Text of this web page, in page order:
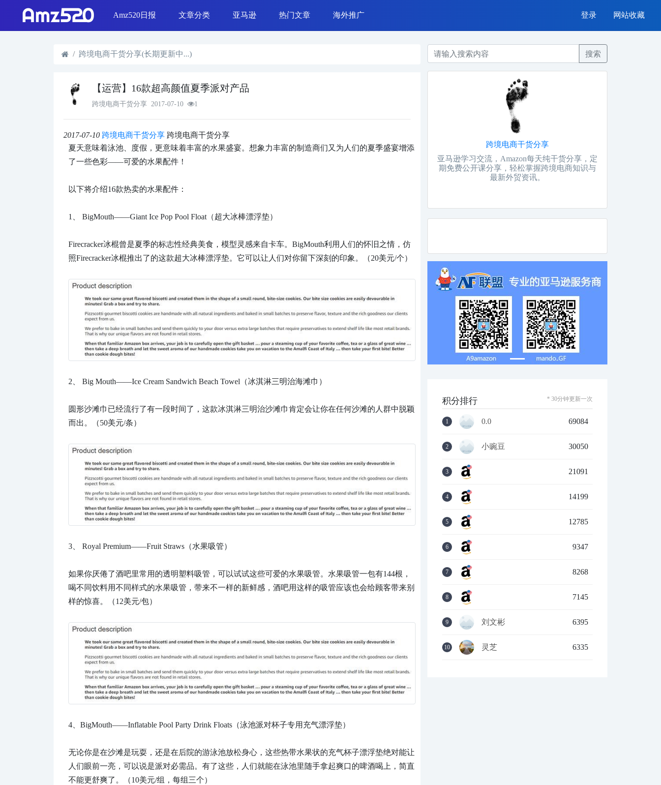
Amz520日报 文章分类
Shopify运营
亚马逊 热门文章 海外推广 登录 网站收藏
跨境电商干货分享(长期更新中...)
【运营】16款超高颜值夏季派对产品
跨境电商干货分享 2017-07-10 1
2017-07-10 跨境电商干货分享 跨境电商干货分享
夏天意味着泳池、度假，更意味着丰富的水果盛宴。想象力丰富的制造商们又为人们的夏季盛宴增添
了一些色彩——可爱的水果配件！
以下将介绍16款热卖的水果配件：
1、 BigMouth——Giant Ice Pop Pool Float（超大冰棒漂浮垫）
Firecracker冰棍曾是夏季的标志性经典美食，模型灵感来自卡车。BigMouth利用人们的怀旧之情，仿
照Firecracker冰棍推出了的这款超大冰棒漂浮垫。它可以让人们对你留下深刻的印象。（20美元/个）
2、 Big Mouth——Ice Cream Sandwich Beach Towel（冰淇淋三明治海滩巾）
圆形沙滩巾已经流行了有一段时间了，这款冰淇淋三明治沙滩巾肯定会让你在任何沙滩的人群中脱颖
而出。（50美元/条）
3、 Royal Premium——Fruit Straws（水果吸管）
如果你厌倦了酒吧里常用的透明塑料吸管，可以试试这些可爱的水果吸管。水果吸管一包有144根，
喝不同饮料用不同样式的水果吸管，带来不一样的新鲜感，酒吧用这样的吸管应该也会给顾客带来别
样的惊喜。（12美元/包）
4、 BigMouth——Inflatable Pool Party Drink Floats（泳池派对杯子专用充气漂浮垫）
无论你是在沙滩是玩耍，还是在后院的游泳池放松身心，这些热带水果状的充气杯子漂浮垫绝对能让
人们眼前一亮，可以说是派对必需品。有了这些，人们就能在泳池里随手拿起爽口的啤酒喝上，简直
不能更舒爽了。（10美元/组，每组三个）
搜索
跨境电商干货分享
亚马逊学习交流，Amazon每天纯干货分享，定
期免费公开课分享，轻松掌握跨境电商知识与
最新外贸资讯。
积分排行 * 30分钟更新一次
1 0.0 69084
2 小豌豆 30050
3 21091
4 14199
5 12785
6 9347
7 8268
8 7145
9 刘文彬 6395
10 灵芝 6335